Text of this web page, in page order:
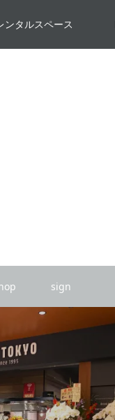
ンタルスペース
sign